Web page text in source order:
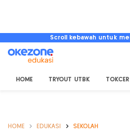
Scroll kebawah untuk
HOME TRYOUT UTBK TOKCER
HOME EDUKASI SEKOLAH